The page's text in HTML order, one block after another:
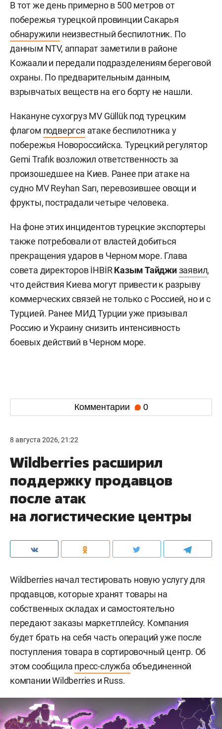
В тот же день примерно в 500 метров от
побережья турецкой провинции Сакарья
обнаружили неизвестный беспилотник. По
данным NTV, аппарат заметили в районе
Кожаали и передали подразделениям береговой
охраны. По предварительным данным,
взрывчатых веществ на его борту не нашли.
Накануне сухогруз MV Güllük под турецким
флагом подвергся атаке беспилотника у
побережья Новороссийска. Турецкий регулятор
Gemi Trafık возложил ответственность за
произошедшее на Киев. Ранее при атаке на
судно MV Reyhan Sarı, перевозившее овощи и
фрукты, пострадали четыре человека.
На фоне этих инцидентов турецкие экспортеры
также потребовали от властей добиться
прекращения ударов в Черном море. Глава
совета директоров İHBİRКазым Тайджизаявил,
что действия Киева могут привести к разрыву
коммерческих связей не только с Россией, но и с
Турцией. Ранее МИД Турции уже призывал
Россию и Украину снизить интенсивность
боевых действий в Черном море.
Комментарии 0
8 августа 2026, 21:22
Wildberries расширил
поддержку продавцов
после атак
на логистические центры
Wildberries начал тестировать новую услугу для
продавцов, которые хранят товары на
собственных складах и самостоятельно
передают заказы маркетплейсу. Компания
будет брать на себя часть операций уже после
поступления товара в сортировочный центр. Об
этом сообщила пресс-служба объединенной
компании Wildberries и Russ.